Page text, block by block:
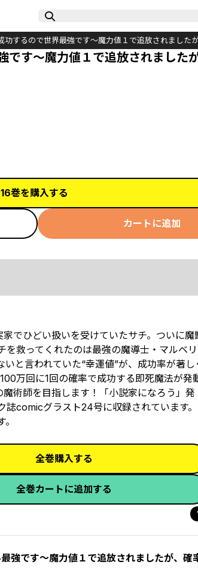
するので世界最強です～魔力値１で追放されました
です～魔力値１で追放されました
16巻を購入する
カートに追加
でひどい扱いを受けていたサチ。ついに魔
を救ってくれたのは最強の魔導士・マルベ
言われていた“幸運値”が、成功率が著し
万回に1回の確率で成功する即死魔法が発
術師を目指します！「小説家になろう」発
comicグラスト24号に収録されています
全巻購入する
全巻カートに追加する
強です～魔力値１で追放されましたが、確